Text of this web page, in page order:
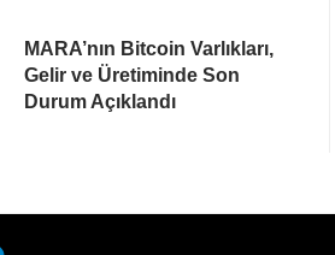
MARA’nın Bitcoin Varlıkları,
Gelir ve Üretiminde Son
Durum Açıklandı